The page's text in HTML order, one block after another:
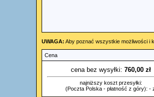
UWAGA: Aby poznać wszystkie możliwości i
Cena
cena bez wysyłki: 760,00 zł
najniższy koszt przesyłki:
(Poczta Polska - płatność z góry): -